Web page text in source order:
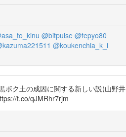
@bitpulse @fepyo80
@koukenchia_k_i
ボク土の成因に関する新しい説(山野井
t.co/qJMRhr7rjm